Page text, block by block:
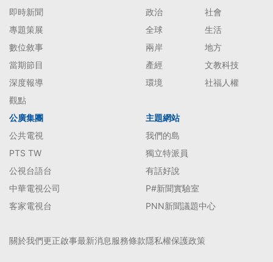
即時新聞
專題策展
數位敘事
當期節目
深度報導
觀點
政治
社會
全球
生活
兩岸
地方
產經
文教科技
環境
社福人權
公廣集團
公共電視
PTS TW
公視台語台
中華電視公司
客家電視台
主題網站
我們的島
獨立特派員
有話好說
P#新聞實驗室
PNN新聞議題中心
關於我們更正啟事最新消息服務條款隱私權保護政策